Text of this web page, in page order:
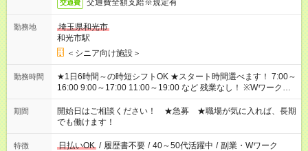
交通費 交通費全額支給※規定有
勤務地
埼玉県和光市
和光市駅
＜シニア向け施設＞
勤務時間
★1日6時間～の時短シフトOK ★スタート時間選べます！ 7:00～
16:00 9:00～17:00 11:00～19:00 など 残業なし！ ※Wワークの
場合、他のお仕事と合わせ週40時間超の就業はご案内できませ
ん ※法令に基づき、週20時間以上勤務は社会保険への加入対象
となります ※労働者派遣法（日雇い派遣の原則禁止）により、
短時間・短期間の就業はご案内が難しい場合があります
期間
開始日はご相談ください！ ★急募 ★職場が気に入れば、長期
でも働けます！
特徴 日払いOK / 履歴書不要 / 40～50代活躍中 / 副業・Wワーク